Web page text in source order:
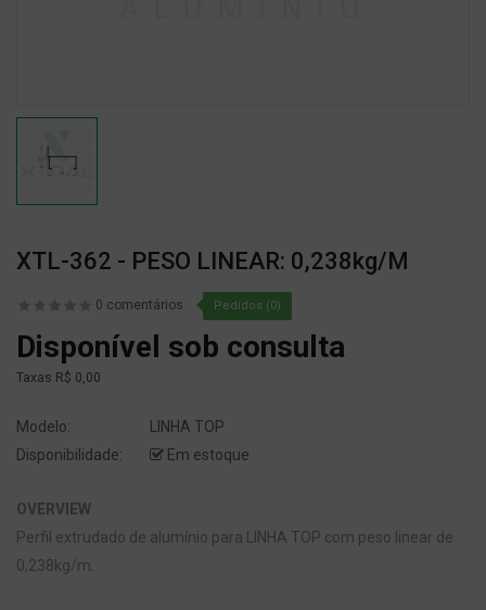
XTL-362 - PESO LINEAR: 0,238kg/m
0 comentários Pedidos (0)
Disponível sob consulta
Taxas R$ 0,00
Modelo:
LINHA TOP
Disponibilidade:
Em estoque
OVERVIEW
Perfil extrudado de alumínio para LINHA TOP com peso linear de
0,238kg/m.